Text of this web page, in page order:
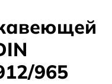
965